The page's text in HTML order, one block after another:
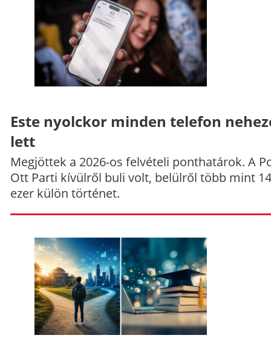
Este nyolckor minden telefon
lett
Megjöttek a 2026-os felvételi ponthatárok. A
Ott Parti kívülről buli volt, belülről több mint
ezer külön történet.